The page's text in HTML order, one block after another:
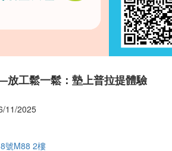
工鬆一鬆：墊上普拉提體驗
11/2025
號M88 2樓